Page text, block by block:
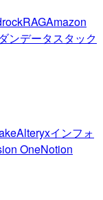
RAGAmazon
ンデータスタック
Alteryxインフォ
OneNotion